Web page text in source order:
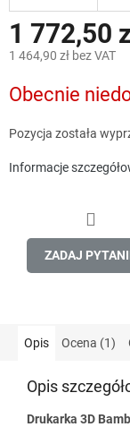
1 772,50
1 464,90 zł bez VAT
jednostkowa:
Obecnie
Pozycja została
Informacje
ZADAJ
Opis Ocena (1)
Opis
Drukarka 3D